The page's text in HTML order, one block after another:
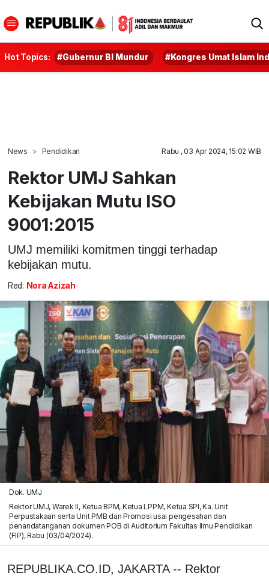
Hot Topics: #Gubernur BI Mundur #Kongres Umat Islam
News Pendidikan Rabu , 03 Apr 2024, 15:02 WIB
Rektor UMJ Sahkan
Kebijakan Mutu ISO
9001:2015
UMJ memiliki komitmen tinggi terhadap
kebijakan mutu.
Red: Nora Azizah
Dok. UMJ
Rektor UMJ, Warek II, Ketua BPM, Ketua LPPM, Ketua SPI, Ka. Unit
Perpustakaan serta Unit PMB dan Promosi usai pengesahan dan
penandatanganan dokumen POB di Auditorium Fakultas Ilmu Pendidikan
(FIP), Rabu (03/04/2024).
REPUBLIKA.CO.ID, JAKARTA -- Rektor